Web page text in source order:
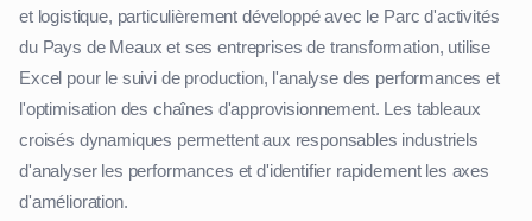
et logistique, particulièrement développé avec le Parc d'activités
du Pays de Meaux et ses entreprises de transformation, utilise
Excel pour le suivi de production, l'analyse des performances et
l'optimisation des chaînes d'approvisionnement. Les tableaux
croisés dynamiques permettent aux responsables industriels
d'analyser les performances et d'identifier rapidement les axes
d'amélioration.